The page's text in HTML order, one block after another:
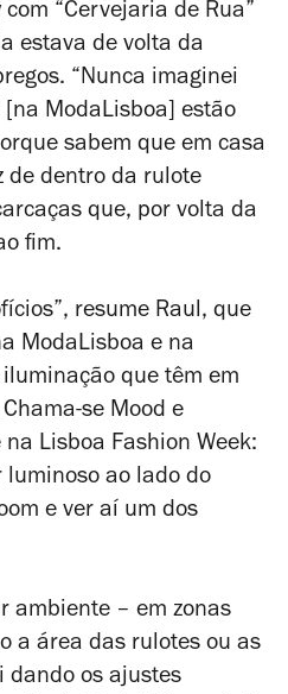
“Cervejaria de Rua”
estava de volta da
“Nunca imaginei
ModaLisboa] estão
sabem que em casa
de dentro da rulote
que, por volta da
fim.
resume Raul, que
ModaLisboa e na
que têm em
se Mood e
Lisboa Fashion Week:
ao lado do
e ver aí um dos
ambiente – em zonas
a área das rulotes ou as
dando os ajustes